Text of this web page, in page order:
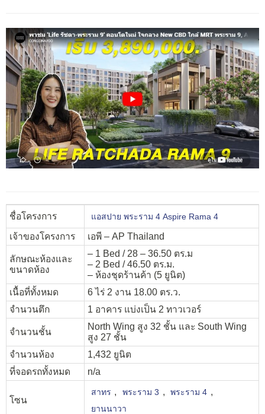
ชื่อโครงการ แอสปาย พระราม 4 Aspire Rama 4
เจ้าของโครงการ เอพี – AP Thailand
ลักษณะห้องและ
ขนาดห้อง
– 1 Bed / 28 – 36.50 ตร.ม
– 2 Bed / 46.50 ตร.ม.
– ห้องชุดร้านค้า (5 ยูนิต)
เนื้อที่ทั้งหมด
6 ไร่ 2 งาน 18.00 ตร.ว.
จำนวนตึก
1 อาคาร แบ่งเป็น 2 ทาวเวอร์
จำนวนชั้น
North Wing สูง 32 ชั้น และ South Wing
สูง 27 ชั้น
จำนวนห้อง
1,432 ยูนิต
ที่จอดรถทั้งหมด
n/a
โซน
สาทร , พระราม 3 , พระราม 4 ,
ยานนาวา